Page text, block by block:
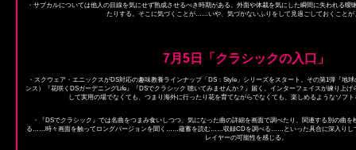
・サブカルについては他人の目線を気にせず熟成させるべき時期がある。外面や体裁を気にした瞬間に失われる曖
たりする。そこに気づくことが……いや、気づかないふりをして見過ごしておくことが
7月5日「クラシックの入口」
・スクウェア・エニックスがDS対応の趣味教養ラインナップ「DS：Style」シリーズをスタート。その第1弾『地
ンス）『花咲くDSガーデニングLife』『DSでクラシック 聴いてみませんか？』届く。インターフェイスが練り上
して実用の場でなくても、つまり海外に行ったり花を育てながらでなくても、楽しめるようなソフ
・『DSでクラシック』では名曲をつまみ食いしつつ、気になった曲の詳細を画面で調べたり、関連する別の曲
る……時々画面を触ってロングバージョンを聞く……蘊蓄を読む……収録CDを調べる……といった具合に深入りし
レイヤーの可能性を感じる。